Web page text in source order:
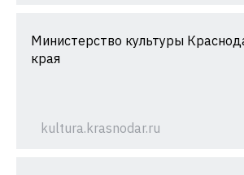
Министерство культуры
края
kultura.krasnodar.ru